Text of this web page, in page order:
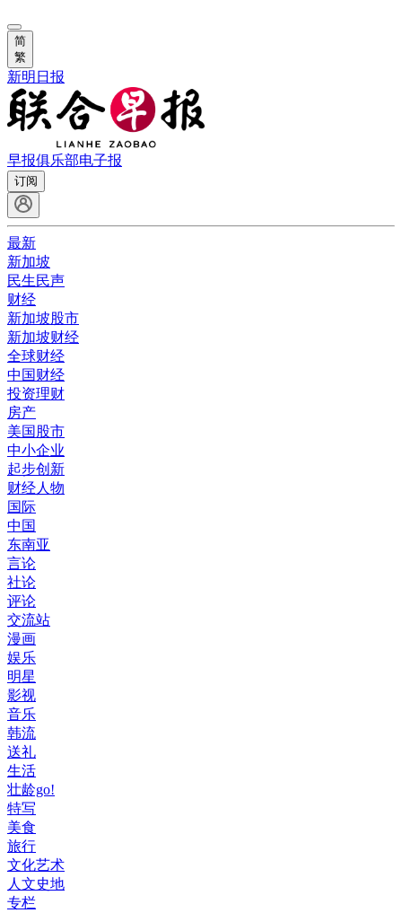
简
繁
新明日报
早报俱乐部电子报
订阅
最新
新加坡
民生民声
财经
新加坡股市
新加坡财经
全球财经
中国财经
投资理财
房产
美国股市
中小企业
起步创新
财经人物
国际
中国
东南亚
言论
社论
评论
交流站
漫画
娱乐
明星
影视
音乐
韩流
送礼
生活
壮龄go!
特写
美食
旅行
文化艺术
人文史地
专栏